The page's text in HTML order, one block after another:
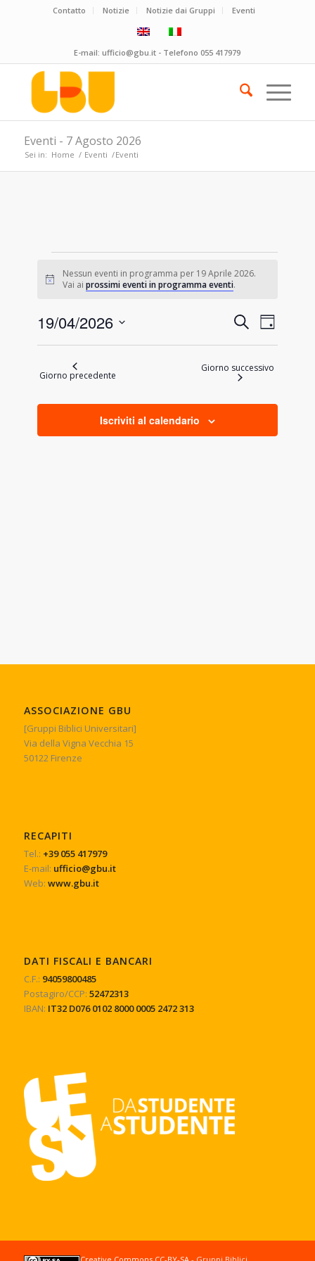
Contatto Notizie Notizie dai Gruppi Eventi
E-mail:ufficio@gbu.it - Telefono055 417979
Eventi - 7 Agosto 2026
Sei in: Home / Eventi /Eventi
Eventi
for
19
Aprile
2026
Notice
Nessun eventi in programma per 19 Aprile 2026.
Vai aiprossimi eventi in programma eventi.
Eventi
Ricerca
e
viste
Cerca Evento
Viste
Giorno
19/04/2026
data.
Giorno precedente
Giorno successivo
Iscriviti al calendario
ASSOCIAZIONE GBU
[Gruppi Biblici Universitari]
Via della Vigna Vecchia 15
50122 Firenze
RECAPITI
Tel.: +39 055 417979
E-mail: ufficio@gbu.it
Web: www.gbu.it
DATI FISCALI E BANCARI
C.F.: 94059800485
Postagiro/CCP: 52472313
IBAN: IT32 D076 0102 8000 0005 2472 313